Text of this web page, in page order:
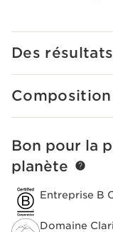
Des
Composition
ALLER AU
Bon pour la
planète
Entreprise B
Domaine